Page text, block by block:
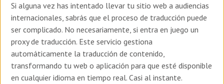
Si alguna vez has intentado llevar tu sitio web a audiencias
internacionales, sabrás que el proceso de traducción puede
ser complicado. No necesariamente, si entra en juego un
proxy de traducción. Este servicio gestiona
automáticamente la traducción de contenido,
transformando tu web o aplicación para que esté disponible
en cualquier idioma en tiempo real. Casi al instante.